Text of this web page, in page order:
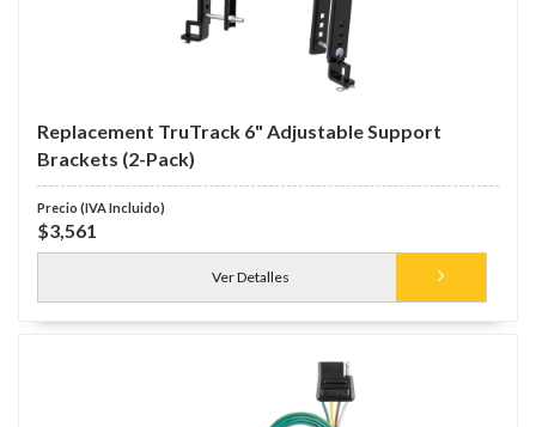
Replacement TruTrack 6" Adjustable Support
Brackets (2-Pack)
$3,561
Ver Detalles